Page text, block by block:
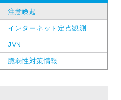
注意喚起
インターネット定点観測
JVN
脆弱性対策情報